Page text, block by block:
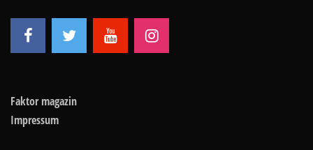
Faktor magazin
Impressum